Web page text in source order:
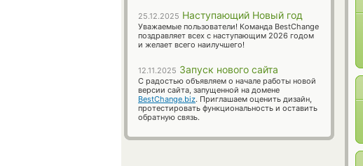
25.12.2025 Наступающий Новый год
Уважаемые пользователи! Команда BestChange
поздравляет всех с наступающим 2026 годом
и желает всего наилучшего!
12.11.2025 Запуск нового сайта
С радостью объявляем о начале работы новой
версии сайта, запущенной на домене
BestChange.biz. Приглашаем оценить дизайн,
протестировать функциональность и оставить
обратную связь.